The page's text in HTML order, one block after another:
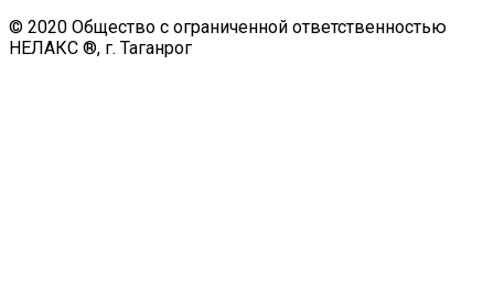
© 2020 Общество с ограниченной ответственностью
НЕЛАКС ®, г. Таганрог